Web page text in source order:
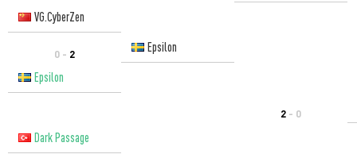
VG.CyberZen
0 - 2
Epsilon
Epsilon
2 - 0
Dark Passage